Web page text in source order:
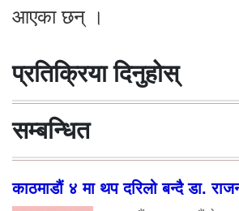
आएका छन् ।
प्रतिक्रिया दिनुहोस्
सम्बन्धित
काठमाडौं ४ मा थप दरिलो बन्दै डा.